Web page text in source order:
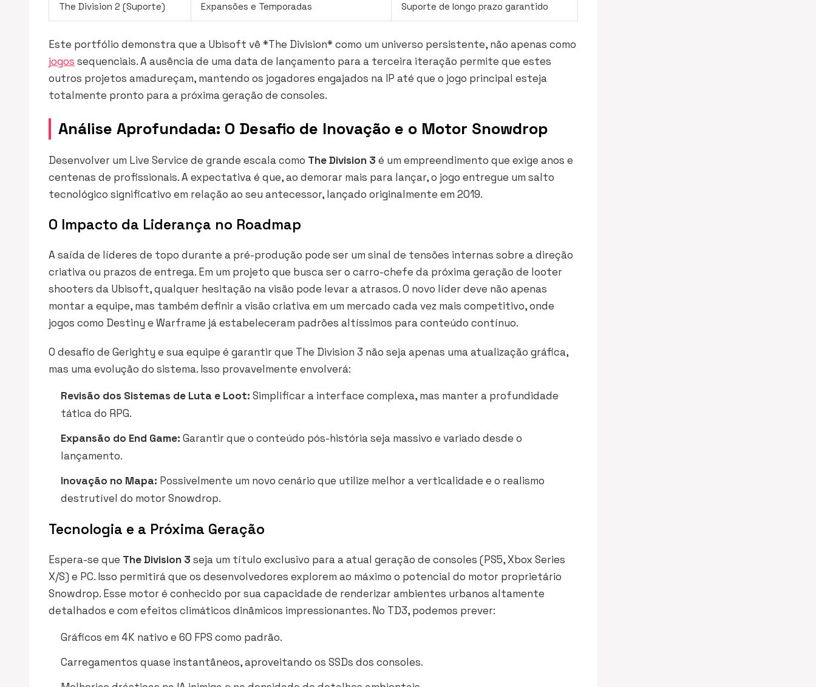
The Division 2 (Suporte) Expansões e Temporadas Suporte de longo prazo garantido
Este portfólio demonstra que a Ubisoft vê *The Division* como um universo persistente, não apenas como
jogos sequenciais. A ausência de uma data de lançamento para a terceira iteração permite que estes
outros projetos amadureçam, mantendo os jogadores engajados na IP até que o jogo principal esteja
totalmente pronto para a próxima geração de consoles.
Análise Aprofundada: O Desafio de Inovação e o Motor Snowdrop
Desenvolver um Live Service de grande escala como The Division 3 é um empreendimento que exige anos e
centenas de profissionais. A expectativa é que, ao demorar mais para lançar, o jogo entregue um salto
tecnológico significativo em relação ao seu antecessor, lançado originalmente em 2019.
O Impacto da Liderança no Roadmap
A saída de líderes de topo durante a pré-produção pode ser um sinal de tensões internas sobre a direção
criativa ou prazos de entrega. Em um projeto que busca ser o carro-chefe da próxima geração de looter
shooters da Ubisoft, qualquer hesitação na visão pode levar a atrasos. O novo líder deve não apenas
montar a equipe, mas também definir a visão criativa em um mercado cada vez mais competitivo, onde
jogos como Destiny e Warframe já estabeleceram padrões altíssimos para conteúdo contínuo.
O desafio de Gerighty e sua equipe é garantir que The Division 3 não seja apenas uma atualização gráfica,
mas uma evolução do sistema. Isso provavelmente envolverá:
Revisão dos Sistemas de Luta e Loot: Simplificar a interface complexa, mas manter a profundidade
tática do RPG.
Expansão do End Game: Garantir que o conteúdo pós-história seja massivo e variado desde o
lançamento.
Inovação no Mapa: Possivelmente um novo cenário que utilize melhor a verticalidade e o realismo
destrutível do motor Snowdrop.
Tecnologia e a Próxima Geração
Espera-se que The Division 3 seja um título exclusivo para a atual geração de consoles (PS5, Xbox Series
X/S) e PC. Isso permitirá que os desenvolvedores explorem ao máximo o potencial do motor proprietário
Snowdrop. Esse motor é conhecido por sua capacidade de renderizar ambientes urbanos altamente
detalhados e com efeitos climáticos dinâmicos impressionantes. No TD3, podemos prever:
Gráficos em 4K nativo e 60 FPS como padrão.
Carregamentos quase instantâneos, aproveitando os SSDs dos consoles.